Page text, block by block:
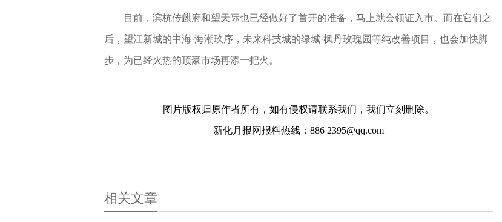
目前，滨杭传麒府和望天际也已经做好了首开的准备，马上就会领证入市。而在它们之
后，望江新城的中海·海潮玖序，未来科技城的绿城·枫丹玫瑰园等纯改善项目，也会加快脚
步，为已经火热的顶豪市场再添一把火。
图片版权归原作者所有，如有侵权请联系我们，我们立刻删除。
新化月报网报料热线：886 2395@qq.com
相关文章